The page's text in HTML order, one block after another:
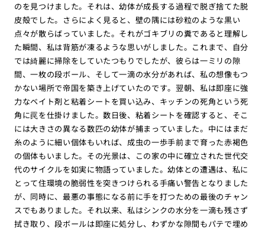
のを見つけました。それは、幼体が成長する過程で脱ぎ捨てた脱
皮殻でした。さらによく見ると、壁の隅には砂粒のような黒い
点々が散らばっていました。それがゴキブリの糞であると理解し
た瞬間、私は背筋が凍るような思いがしました。これまで、自分
では綺麗に掃除をしていたつもりでしたが、彼らは一ミリの隙
間、一枚の段ボール、そして一滴の水分があれば、私の想像もつ
かない場所で帝国を築き上げていたのです。翌朝、私は即座に強
力なベイト剤と粘着シートを買い込み、キッチンの死角という死
角に罠を仕掛けました。数日後、粘着シートを確認すると、そこ
には大きさの異なる数匹の幼体が捕まっていました。中にはまだ
糸のように細い個体もいれば、成虫の一歩手前まで育った赤褐色
の個体もいました。その光景は、この家の中に確立された世代交
代のサイクルを如実に物語っていました。幼体との遭遇は、私に
とって住環境の脆弱性を突きつけられる手痛い警告となりました
が、同時に、最悪の事態になる前に手を打つための最後のチャン
スでもありました。それ以来、私はシンクの水分を一滴も残さず
拭き取り、段ボールは即座に処分し、わずかな隙間もパテで埋め